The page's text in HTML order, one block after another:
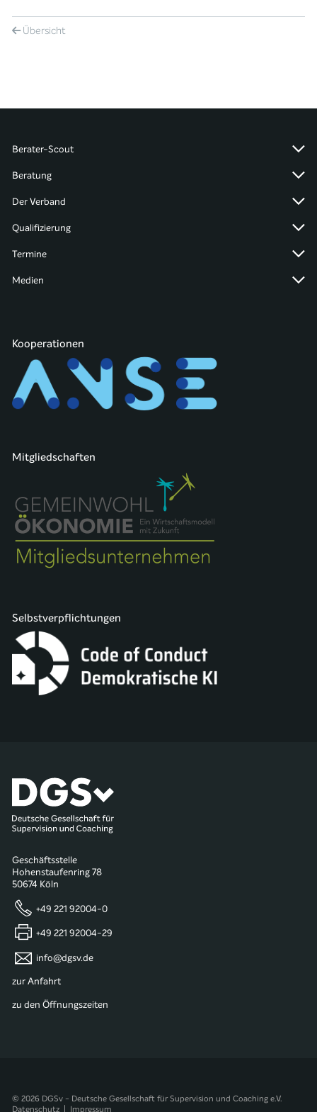
Übersicht
Berater-Scout
Beratung
Der Verband
Qualifizierung
Termine
Medien
Kooperationen
Mitgliedschaften
Selbstverpflichtungen
Geschäftsstelle
Hohenstaufenring 78
50674 Köln
+49 221 92004-0
+49 221 92004-29
info@dgsv.de
zur Anfahrt
zu den Öffnungszeiten
© 2026 DGSv - Deutsche Gesellschaft für Supervision und Coaching e.V.
Datenschutz
Impressum